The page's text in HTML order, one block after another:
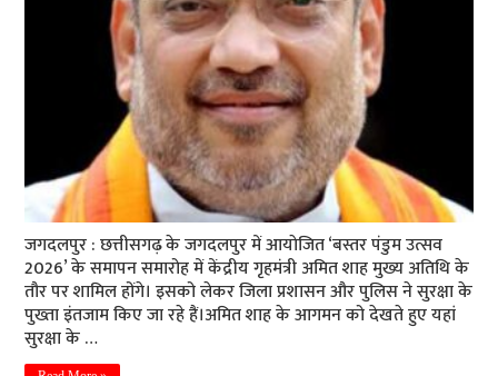
जगदलपुर : छत्तीसगढ़ के जगदलपुर में आयाेजित ‘बस्तर पंडुम उत्सव
2026’ के समापन समारोह में केंद्रीय गृहमंत्री अमित शाह मुख्य अतिथि के
तौर पर शामिल होंगे। इसको लेकर जिला प्रशासन और पुलिस ने सुरक्षा के
पुख्ता इंतजाम किए जा रहे हैं।अमित शाह के आगमन को देखते हुए यहां
सुरक्षा के …